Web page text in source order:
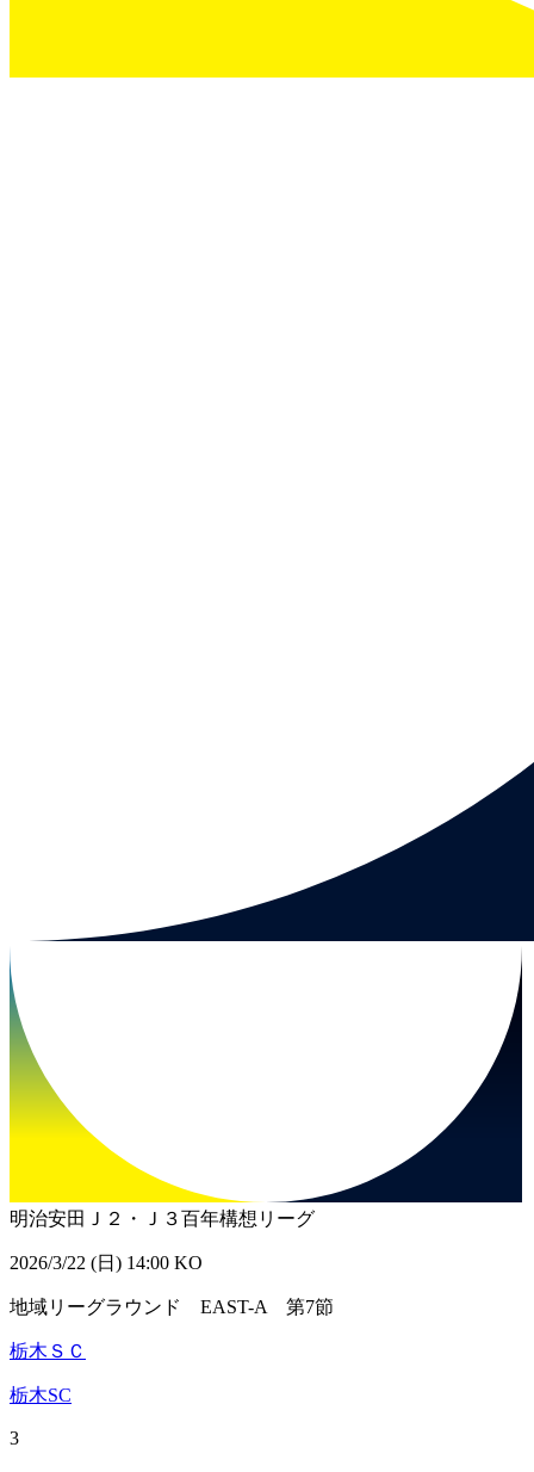
明治安田Ｊ２・Ｊ３百年構想リーグ
2026/3/22 (日) 14:00 KO
地域リーグラウンド EAST-A 第7節
栃木ＳＣ
栃木SC
3